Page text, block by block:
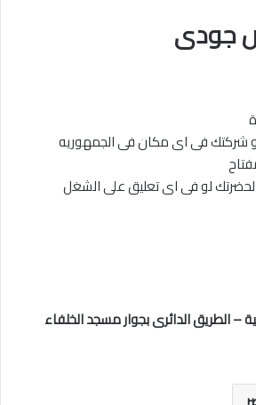
جودى
– الطريق الدائرى بجوار مسجد الخلفاء